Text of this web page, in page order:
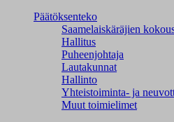
Päätöksenteko
Saamelaiskäräjien
Hallitus
Puheenjohtaja
Lautakunnat
Hallinto
Yhteistoiminta- ja
Muut toimielimet